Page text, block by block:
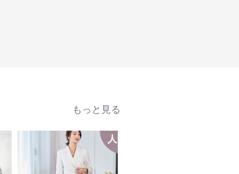
もっと見る
人気